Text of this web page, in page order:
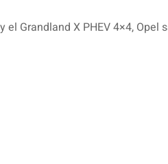
el Grandland X PHEV 4×4,